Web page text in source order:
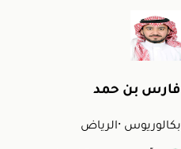
فارس بن حمد
بكالوريوس ·الرياض